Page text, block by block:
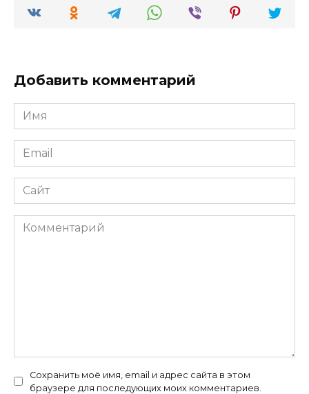
Добавить комментарий
Имя
*
Email
*
Сайт
Комментарий
Сохранить моё имя, email и адрес сайта в этом
браузере для последующих моих комментариев.